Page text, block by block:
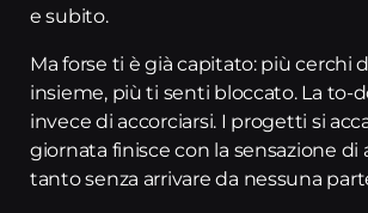
e subito.
Ma forse ti è già capitato: più cerchi
insieme, più ti senti bloccato. La to-
invece di accorciarsi. I progetti si
giornata finisce con la sensazione di
tanto senza arrivare da nessuna